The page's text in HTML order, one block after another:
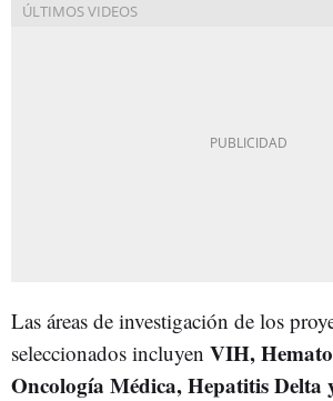
Las áreas de investigación de los
seleccionados incluyen VIH,
Oncología Médica, Hepatitis Delta